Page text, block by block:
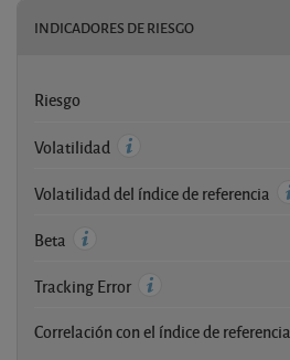
INDICADORES DE RIESGO
Riesgo
Volatilidad
Volatilidad del índice de referencia
Beta
Tracking Error
Correlación con el índice de referencia